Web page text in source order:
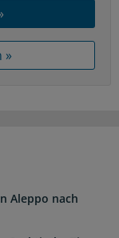
»
Aleppo nach